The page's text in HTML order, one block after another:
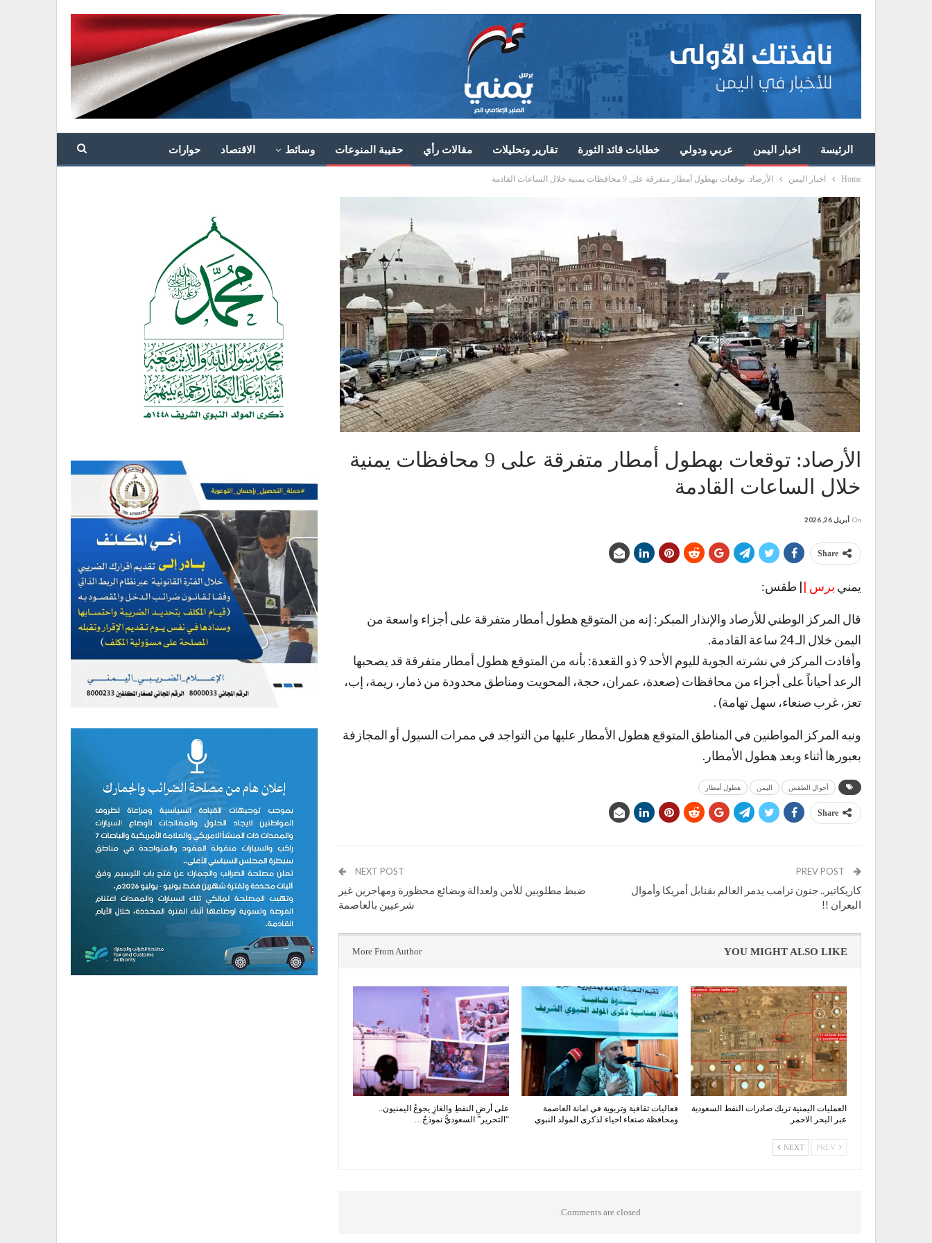
الرئيسة اخبار اليمن عربي ودولي خطابات قائد الثورة تقارير وتحليلات مقالات رأي حقيبة المنوعات وسائط الاقتصاد حوارات
Home اخبار اليمن الأرصاد: توقعات بهطول أمطار متفرقة على 9 محافظات يمنية خلال الساعات القادمة
الأرصاد: توقعات بهطول أمطار متفرقة على 9 محافظات يمنية
خلال الساعات القادمة
On أبريل 26, 2026
Share
يمني برس || طقس:
قال المركز الوطني للأرصاد والإنذار المبكر: إنه من المتوقع هطول أمطار متفرقة على أجزاء واسعة من
اليمن خلال الـ 24 ساعة القادمة.
وأفادت المركز في نشرته الجوية لليوم الأحد 9 ذو القعدة: بأنه من المتوقع هطول أمطار متفرقة قد يصحبها
الرعد أحياناً على أجزاء من محافظات (صعدة، عمران، حجة، المحويت ومناطق محدودة من ذمار، ريمة، إب،
تعز، غرب صنعاء، سهل تهامة) .
ونبه المركز المواطنين في المناطق المتوقع هطول الأمطار عليها من التواجد في ممرات السيول أو المجازفة
بعبورها أثناء وبعد هطول الأمطار.
أحوال الطقس اليمن هطول أمطار
Share
كاريكاتير.. جنون ترامب يدمر العالم بقنابل أمريكا وأموال
البعران !!
NEXT POST
ضبط مطلوبين للأمن ولعدالة وبضائع محظورة ومهاجرين غير
شرعيين بالعاصمة
YOU MIGHT ALSO LIKE
More From Author
العمليات اليمنية تربك صادرات النفط السعودية
عبر البحر الاحمر
فعاليات ثقافية وتربوية في امانة العاصمة
ومحافظة صنعاء احياء لذكرى المولد النبوي
على أرضِ النفطِ والغازِ يجوعُ اليمنيون..
“التحرير” السعوديُّ نموذجٌ…
NEXT
Comments are closed.